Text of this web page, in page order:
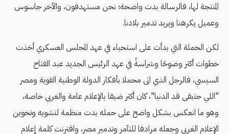
المنتجة لها، فالرسالة بدت واضحة؛ نحن مستهدفون، والآخر جاسوس
وعميل يكرهنا ويريد تدمير بلادنا.
لكن الحملة التي بدأت على استحياء في عهد المجلس العسكري أخذت
خطوات أكثر وضوحًا وشراسةً في عهد الرئيس الجديد عبد الفتاح
السيسي، فالرجل الذي اتى محملا بأفكار الدولة الوطنية القوية ومصر
"اللي حتبقى قد الدنيا"، كان أكثر ضيقا بالإعلام عامة والغربي خاصة،
وهو ما انعكس بشكل واضح على حمله بدت منظمة لتشويه وتخوين
الإعلام الغربي وجعله مرادفا للتآمر وتدمير مصر، واقترنت كلمة إعلام